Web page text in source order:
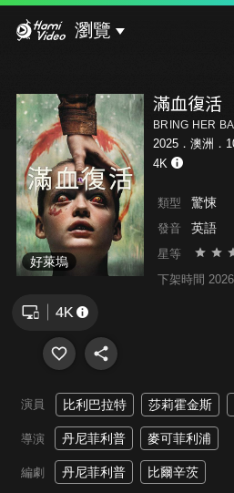
瀏覽
好萊塢
滿血復活
BRING HER
2025．澳洲．
4K
類型 驚悚
發音 英語
星等
下架時間
演員 比利巴拉特 莎莉霍金斯
導演 丹尼菲利普 麥可菲利浦
編劇 丹尼菲利普 比爾辛茨